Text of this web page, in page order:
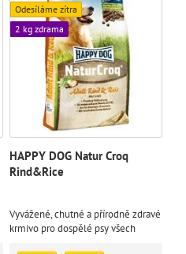
Odesíláme zítra
2 kg zdrama
HAPPY DOG Natur Croq
Rind&Rice
Vyvážené, chutné a přírodně zdravé
krmivo pro dospělé psy všech